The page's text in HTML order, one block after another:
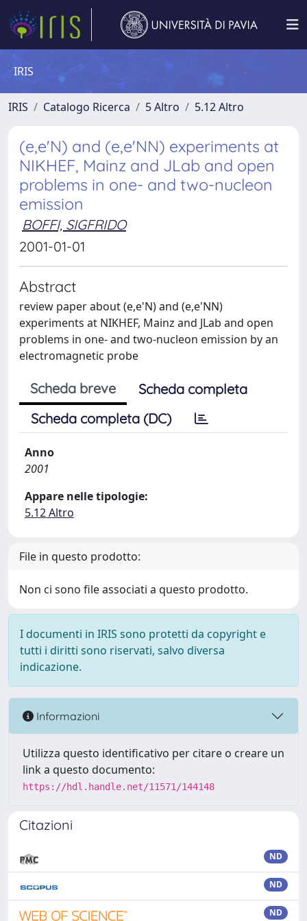
IRIS
IRIS Catalogo Ricerca 5 Altro 5.12 Altro
(e,e'N) and (e,e'NN) experiments at
NIKHEF, Mainz and JLab and open
problems in one- and two-nucleon
emission
BOFFI, SIGFRIDO
2001-01-01
Abstract
review paper about (e,e'N) and (e,e'NN)
experiments at NIKHEF, Mainz and JLab and open
problems in one- and two-nucleon emission by an
electromagnetic probe
Scheda breve
Scheda completa
Scheda completa (DC)
Anno
2001
Appare nelle tipologie:
5.12 Altro
File in questo prodotto:
Non ci sono file associati a questo prodotto.
I documenti in IRIS sono protetti da copyright e
tutti i diritti sono riservati, salvo diversa
indicazione.
Informazioni
Utilizza questo identificativo per citare o creare un
link a questo documento:
https://hdl.handle.net/11571/144148
Citazioni
ND
ND
ND